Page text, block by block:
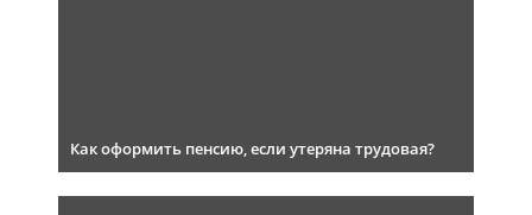
Как оформить пенсию, если утеряна трудовая?